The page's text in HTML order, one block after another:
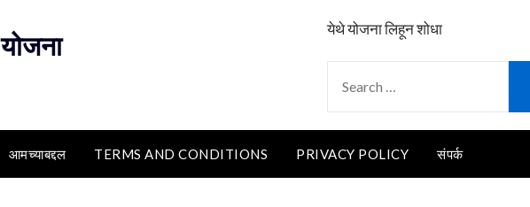
येथे योजना लिहून शोधा
FOR:
आमच्याबद्दल TERMS AND CONDITIONS PRIVACY POLICY संपर्क